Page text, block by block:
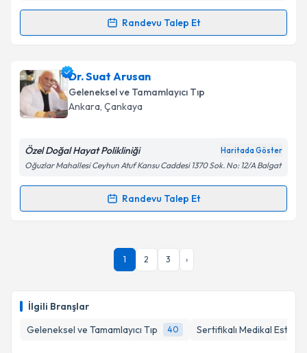
İlgili Branşlar
Geleneksel ve Tamamlayıcı Tıp
40 Sertifikalı Medikal Estetik
kapsamda işlenmesini kabul ediyorum.
Randevu Talep Et
Randevu Takvimi Talebi
Dr. Ceyhun Nuriiçin randevu takvimi talebi oluşturun.
Size bu uzmandan randevu almanız için bir takvim
hazırlandığında e-posta ile bilgilendireceğiz.
Kişisel verilerimin işlenmesine ilişkin
Metni'ni okudum ve kişisel verilerimin belirtilen
Takvim Talebini Gönder
Dr. Suat Arusan
Geleneksel ve Tamamlayıcı Tıp
Ankara, Çankaya
Özel Doğal Hayat Polikliniği Haritada Göster
Oğuzlar Mahallesi Ceyhun Atuf Kansu Caddesi 1370 Sok. No: 12/A Balgat
Randevu Talep Et
Randevu Takvimi Talebi
Dr. Suat Arusaniçin randevu takvimi talebi oluşturun.
Size bu uzmandan randevu almanız için bir takvim
E-posta Adresiniz
1 2 3 ›